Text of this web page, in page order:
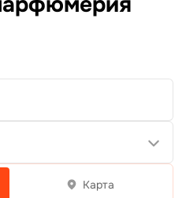
Карта